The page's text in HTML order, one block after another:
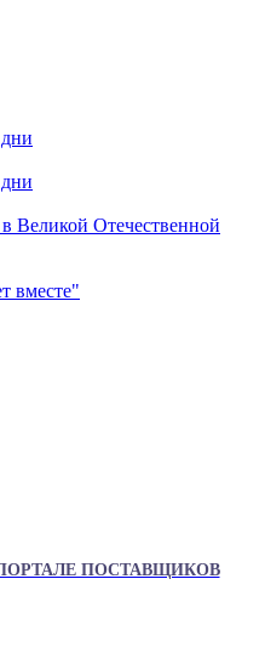
Великой Отечественной
вместе"
ПОСТАВЩИКОВ